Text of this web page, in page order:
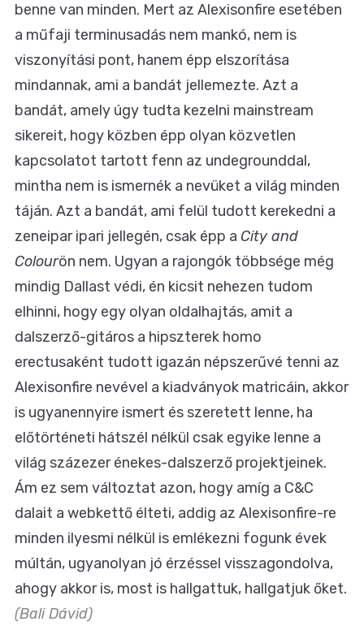
benne van minden. Mert az Alexisonfire esetében
a műfaji terminusadás nem mankó, nem is
viszonyítási pont, hanem épp elszorítása
mindannak, ami a bandát jellemezte. Azt a
bandát, amely úgy tudta kezelni mainstream
sikereit, hogy közben épp olyan közvetlen
kapcsolatot tartott fenn az undegrounddal,
mintha nem is ismernék a nevüket a világ minden
táján. Azt a bandát, ami felül tudott kerekedni a
zeneipar ipari jellegén, csak épp a City and
Colourön nem. Ugyan a rajongók többsége még
mindig Dallast védi, én kicsit nehezen tudom
elhinni, hogy egy olyan oldalhajtás, amit a
dalszerző-gitáros a hipszterek homo
erectusaként tudott igazán népszerűvé tenni az
Alexisonfire nevével a kiadványok matricáin, akkor
is ugyanennyire ismert és szeretett lenne, ha
előtörténeti hátszél nélkül csak egyike lenne a
világ százezer énekes-dalszerző projektjeinek.
Ám ez sem változtat azon, hogy amíg a C&C
dalait a webkettő élteti, addig az Alexisonfire-re
minden ilyesmi nélkül is emlékezni fogunk évek
múltán, ugyanolyan jó érzéssel visszagondolva,
ahogy akkor is, most is hallgattuk, hallgatjuk őket.
(Bali Dávid)